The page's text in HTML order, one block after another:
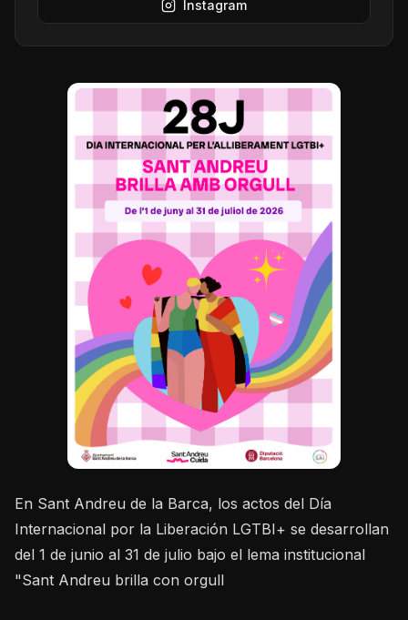
Instagram
En Sant Andreu de la Barca, los actos del Día
Internacional por la Liberación LGTBI+ se desarrollan
del 1 de junio al 31 de julio bajo el lema institucional
"Sant Andreu brilla con orgull